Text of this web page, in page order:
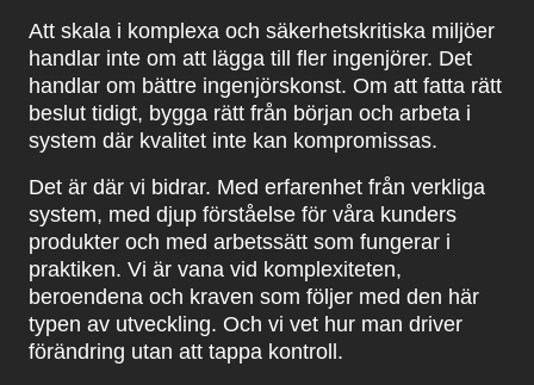
Att skala i komplexa och säkerhetskritiska miljöer
handlar inte om att lägga till fler ingenjörer. Det
handlar om bättre ingenjörskonst. Om att fatta rätt
beslut tidigt, bygga rätt från början och arbeta i
system där kvalitet inte kan kompromissas.
Det är där vi bidrar. Med erfarenhet från verkliga
system, med djup förståelse för våra kunders
produkter och med arbetssätt som fungerar i
praktiken. Vi är vana vid komplexiteten,
beroendena och kraven som följer med den här
typen av utveckling. Och vi vet hur man driver
förändring utan att tappa kontroll.